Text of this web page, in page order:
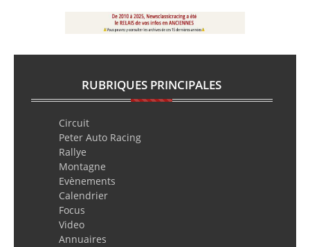
RUBRIQUES PRINCIPALES
Circuit
Peter Auto Racing
Rallye
Montagne
Evènements
Calendrier
Focus
Video
Annuaires